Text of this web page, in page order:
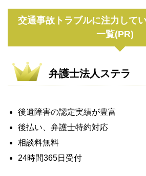
交通事故トラブルに注力して
一覧(PR)
弁護士法人ステラ
後遺障害の認定実績が豊富
後払い、弁護士特約対応
相談料無料
24時間365日受付